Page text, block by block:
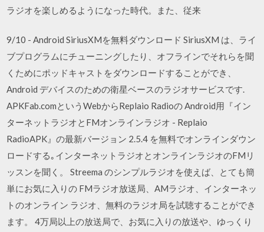
ラジオを楽しめるようになった時代。また、従来
9/10 - Android SiriusXMを無料ダウンロード SiriusXM は、ライ
ブプログラムにチューニングしたり、オフラインでそれらを聞
くためにポッドキャストをダウンロードすることができ、
Android デバイスのための衛星ベースのラジオサービスです.
APKFab.comというWebからReplaio Radioの Android用『イン
ターネットラジオとFMオンラインラジオ - Replaio
RadioAPK』の最新バージョン 2.5.4 を無料でオンラインダウン
ロードする｡インターネットラジオとオンラインラジオのFMリ
ッスンを聞く。 Streema のシンプルラジオを使えば、とても簡
単にお気に入りの FMラジオ放送局、AMラジオ、インターネッ
トのオンライン ラジオ、無料のラジオ局を試聴することができ
ます。 4万局以上の放送局で、お気に入りの放送や、ゆっくり